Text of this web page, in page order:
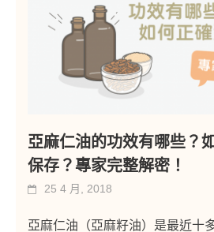
亞麻仁油的功效有哪些？
保存？專家完整解密！
25 4 月, 2018
亞麻仁油（亞麻籽油）是最近十